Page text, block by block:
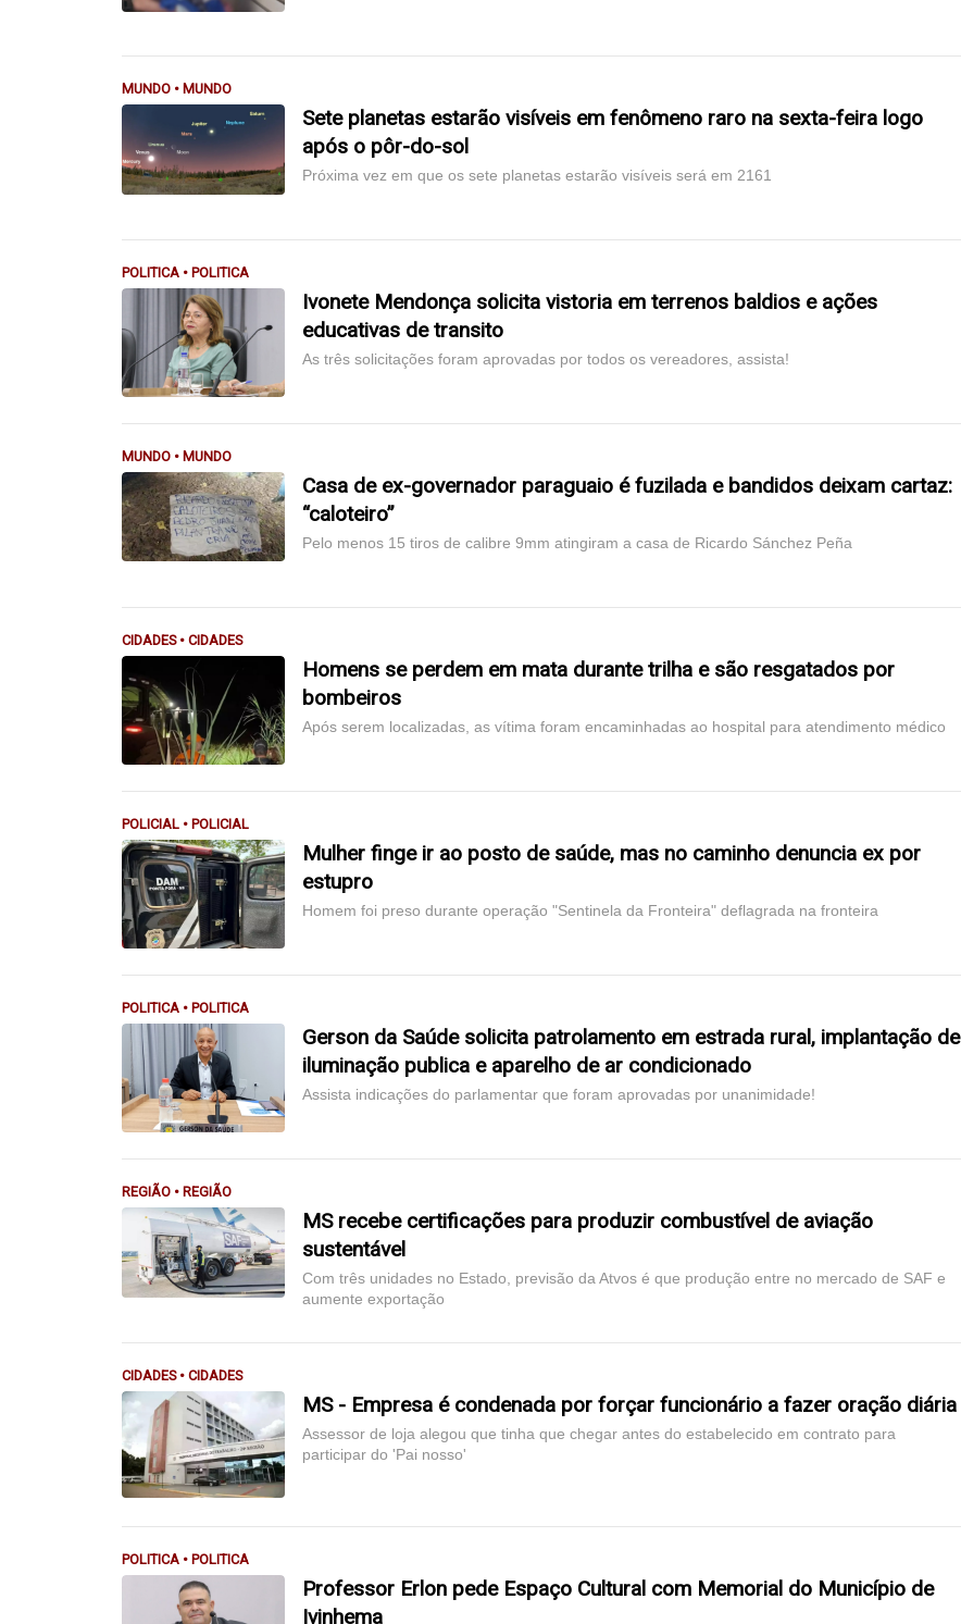
MUNDO • MUNDO
Sete planetas estarão visíveis em fenômeno raro na sexta-feira logo
após o pôr-do-sol
Próxima vez em que os sete planetas estarão visíveis será em 2161
POLITICA • POLITICA
Ivonete Mendonça solicita vistoria em terrenos baldios e ações
educativas de transito
As três solicitações foram aprovadas por todos os vereadores, assista!
MUNDO • MUNDO
Casa de ex-governador paraguaio é fuzilada e bandidos deixam cartaz:
“caloteiro”
Pelo menos 15 tiros de calibre 9mm atingiram a casa de Ricardo Sánchez Peña
CIDADES • CIDADES
Homens se perdem em mata durante trilha e são resgatados por
bombeiros
Após serem localizadas, as vítima foram encaminhadas ao hospital para atendimento médico
POLICIAL • POLICIAL
Mulher finge ir ao posto de saúde, mas no caminho denuncia ex por
estupro
Homem foi preso durante operação "Sentinela da Fronteira" deflagrada na fronteira
POLITICA • POLITICA
Gerson da Saúde solicita patrolamento em estrada rural, implantação de
iluminação publica e aparelho de ar condicionado
Assista indicações do parlamentar que foram aprovadas por unanimidade!
REGIÃO • REGIÃO
MS recebe certificações para produzir combustível de aviação
sustentável
Com três unidades no Estado, previsão da Atvos é que produção entre no mercado de SAF e
aumente exportação
CIDADES • CIDADES
MS - Empresa é condenada por forçar funcionário a fazer oração diária
Assessor de loja alegou que tinha que chegar antes do estabelecido em contrato para
participar do 'Pai nosso'
POLITICA • POLITICA
Professor Erlon pede Espaço Cultural com Memorial do Município de
Ivinhema